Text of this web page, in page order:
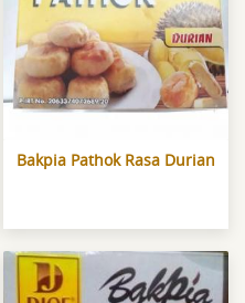
Bakpia Pathok Rasa Durian